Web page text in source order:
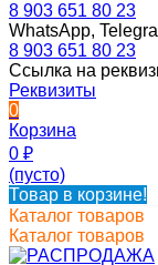
8 903 651 80 23
WhatsApp,
8 903 651 80 23
Ссылка на
Реквизиты
0
Корзина
0 ₽
(пусто)
Товар в корзине!
Каталог товаров
Каталог товаров